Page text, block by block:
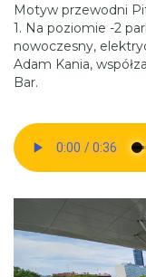
Motyw przewodni
1. Na poziomie -2
nowoczesny,
Adam Kania,
Bar.